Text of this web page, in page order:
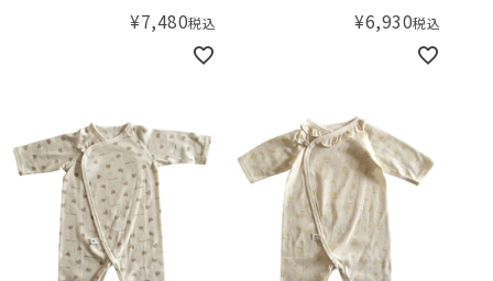
¥7,480税込 ¥6,930税込